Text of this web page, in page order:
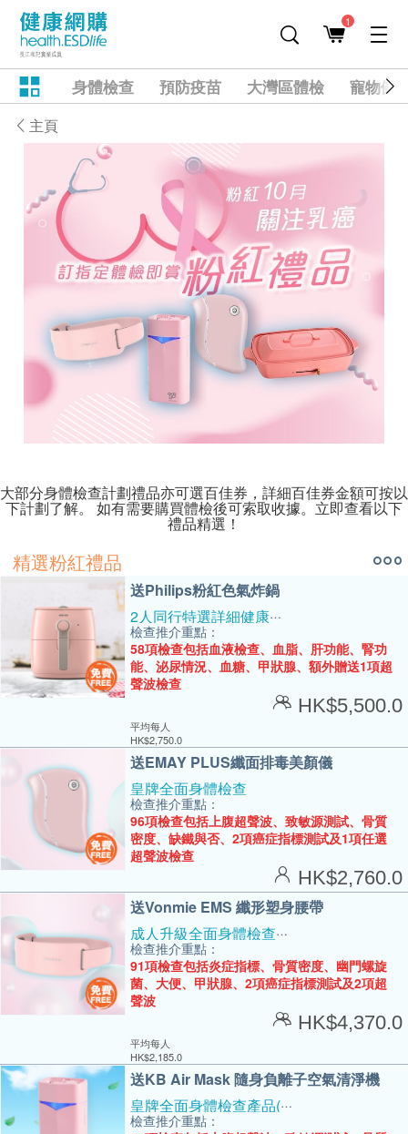
1
身體檢查 預防疫苗 大灣區體檢 寵物健
主頁
大部分身體檢查計劃禮品亦可選百佳券，詳細百佳券金額可按以
下計劃了解。 如有需要購買體檢後可索取收據。立即查看以下
禮品精選！
精選粉紅禮品
送Philips粉紅色氣炸鍋
2人同行特選詳細健康檢查
檢查推介重點：
58項檢查包括血液檢查、血脂、肝功能、腎功
能、泌尿情況、血糖、甲狀腺、額外贈送1項超
聲波檢查
HK$5,500.0
平均每人
HK$2,750.0
送EMAY PLUS纖面排毒美顏儀
皇牌全面身體檢查
檢查推介重點：
96項檢查包括上腹超聲波、致敏源測試、骨質
密度、缺鐵與否、2項癌症指標測試及1項任選
超聲波檢查
HK$2,760.0
送Vonmie EMS 纖形塑身腰帶
成人升級全面身體檢查E(2人)
檢查推介重點：
91項檢查包括炎症指標、骨質密度、幽門螺旋
菌、大便、甲狀腺、2項癌症指標測試及2項超
聲波
HK$4,370.0
平均每人
HK$2,185.0
送KB Air Mask 隨身負離子空氣清淨機
皇牌全面身體檢查產品(2人)
檢查推介重點：